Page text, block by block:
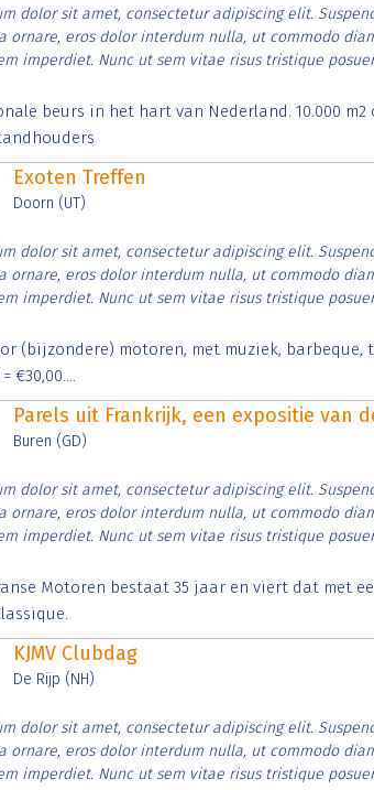
dolor sit amet, consectetur adipiscing elit.
ornare, eros dolor interdum nulla, ut commodo
imperdiet. Nunc ut sem vitae risus tristique
beurs in het hart van Nederland. 10.000
Exoten Treffen
Doorn (UT)
dolor sit amet, consectetur adipiscing elit.
ornare, eros dolor interdum nulla, ut commodo
imperdiet. Nunc ut sem vitae risus tristique
(bijzondere) motoren, met muziek, barbeque,
€30,00....
Parels uit Frankrijk, een expositie van
Buren (GD)
dolor sit amet, consectetur adipiscing elit.
ornare, eros dolor interdum nulla, ut commodo
imperdiet. Nunc ut sem vitae risus tristique
Motoren bestaat 35 jaar en viert dat met
KJMV Clubdag
De Rijp (NH)
dolor sit amet, consectetur adipiscing elit.
ornare, eros dolor interdum nulla, ut commodo
imperdiet. Nunc ut sem vitae risus tristique